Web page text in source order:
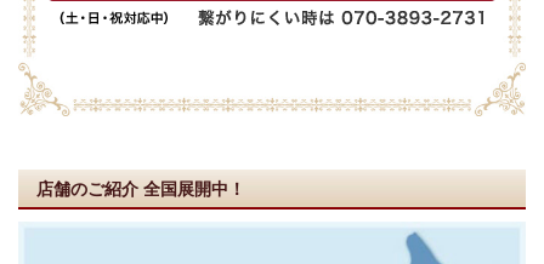
店舗のご紹介 全国展開中！